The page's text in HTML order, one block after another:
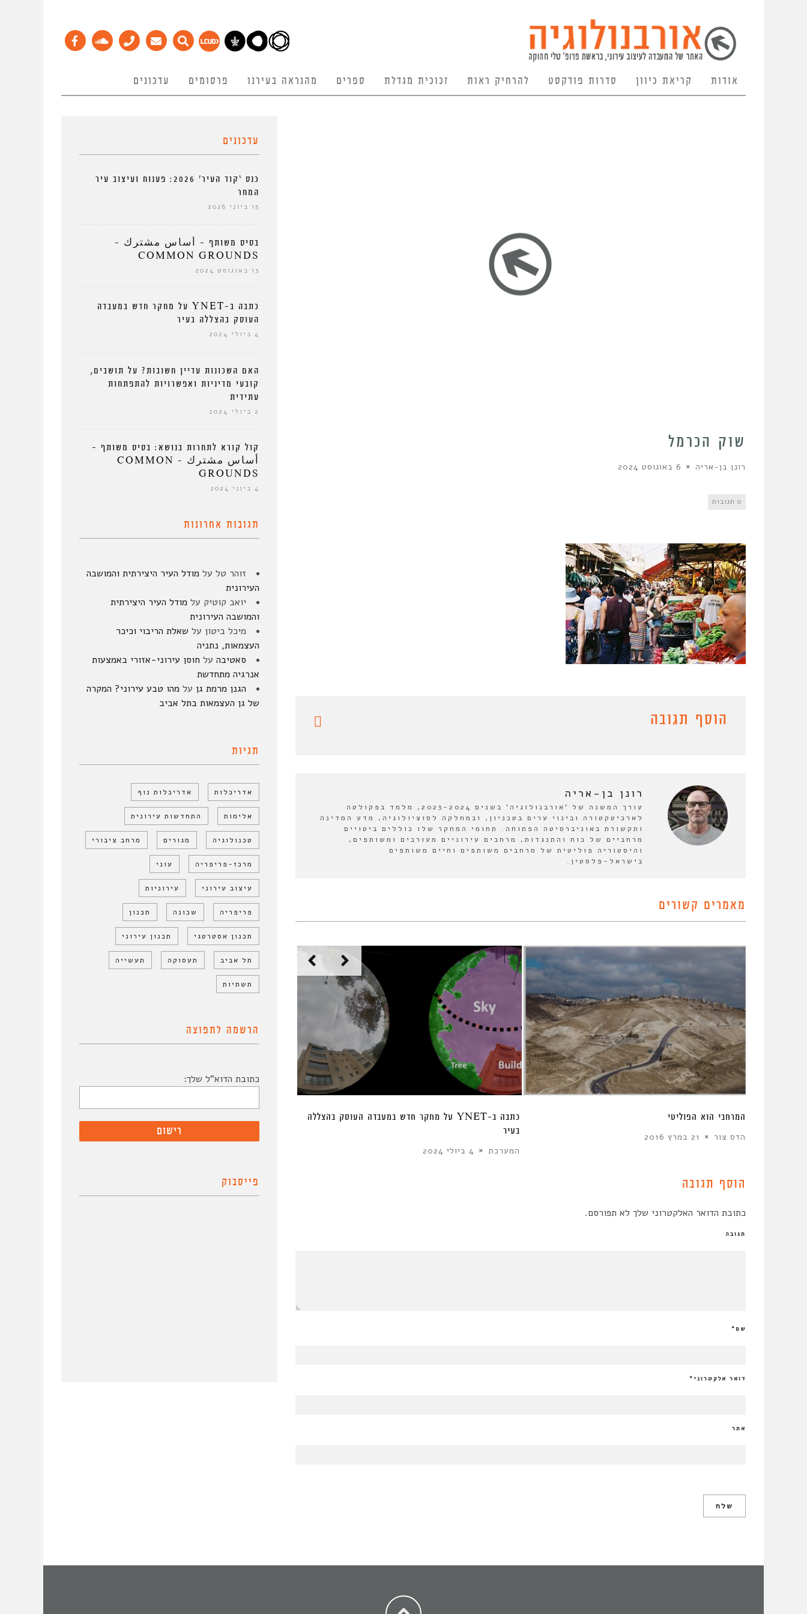
אודות קריאת כיוון סדרות פודקסט להרחיק ראות זכוכית מגדלת ספרים מהנראה בעירנו פרסומים עדכונים
שוק הכרמל
רונן בן-אריה 6 באוגוסט 2024
0 תגובות
הוסף תגובה
רונן בן-אריה
עורך המשנה של 'אורבנולוגיה' בשנים 2023-2024, מלמד בפקולטה
לארכיטקטורה ובינוי ערים בטכניון, ובמחלקה לסוציולוגיה, מדע המדינה
ותקשורת באוניברסיטה הפתוחה. תחומי המחקר שלו כוללים ביטויים
מרחביים של כוח והתנגדות, מרחבים עירוניים מעורבים ומשותפים,
והיסטוריה פוליטית של מרחבים משותפים וחיים משותפים
בישראל-פלסטין.
מאמרים קשורים
כתבה ב-YNET על מחקר חדש במעבדה העוסק בהצללה
בעיר
המערכת 4 ביולי 2024
המרחבי הוא הפוליטי
הדס צור 21 במרץ 2016
הוסף תגובה
כתובת הדואר האלקטרוני שלך לא תפורסם.
תגובה
שם*
דואר אלקטרוני *
אתר
עדכונים
כנס ‘קוד העיר’ 2026: פענוח ועיצוב עיר
המחר
15 ביוני 2026
בסיס משותף – أساس مشترك –
COMMON GROUNDS
13 באוגוסט 2024
כתבה ב-YNET על מחקר חדש במעבדה
העוסק בהצללה בעיר
4 ביולי 2024
האם השכונות עדיין חשובות? על תושבים,
קובעי מדיניות ואפשרויות להתפתחות
עתידית
2 ביולי 2024
קול קורא לתחרות בנושא: בסיס משותף –
أساس مشترك – COMMON
GROUNDS
4 ביוני 2024
תגובות אחרונות
זוהר טל על מודל העיר היצירתית והמושבה
העירונית
יואב קוטיק על מודל העיר היצירתית
והמושבה העירונית
מיכל ביטון על שאלת הריבוי וכיכר
העצמאות, נתניה
סאטיבה על חוסן עירוני-אזורי באמצעות
אנרגיה מתחדשת
הגנן מרמת גן על מהו טבע עירוני? המקרה
של גן העצמאות בתל אביב
תגיות
אדריכלות אדריכלות נוף
אלימות התחדשות עירונית
טכנולוגיה מגורים מרחב ציבורי
מרכז-פריפריה עוני
עיצוב עירוני עירוניות
פריפריה שכונה תכנון
תכנון אסטרטגי תכנון עירוני
תל אביב תעסוקה תעשייה
תשתיות
הרשמה לתפוצה
כתובת הדוא"ל שלך:
פייסבוק